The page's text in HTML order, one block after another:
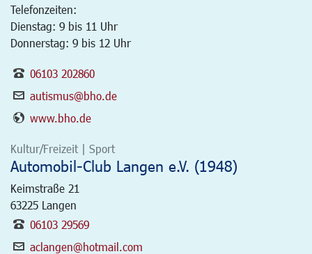
Telefonzeiten:
Dienstag: 9 bis 11 Uhr
Donnerstag: 9 bis 12 Uhr
06103 202860
autismus@bho.de
www.bho.de
Kultur/Freizeit | Sport
Automobil-Club Langen e.V. (1948)
Keimstraße 21
63225 Langen
06103 29569
aclangen@hotmail.com